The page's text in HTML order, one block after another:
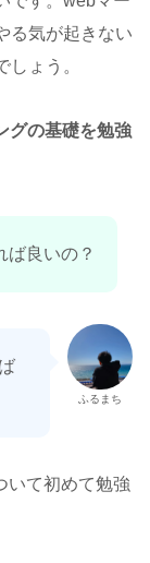
る気が起きない
ょう。
グの基礎を勉強
ば良いの？
ふるまち
いて初めて勉強